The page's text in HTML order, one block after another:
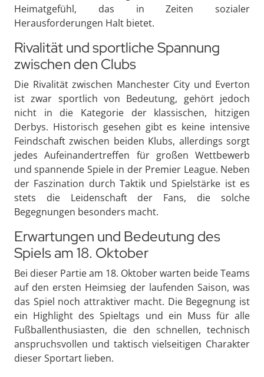
Heimatgefühl, das in Zeiten sozialer
Herausforderungen Halt bietet.
Rivalität und sportliche Spannung
zwischen den Clubs
Die Rivalität zwischen Manchester City und Everton
ist zwar sportlich von Bedeutung, gehört jedoch
nicht in die Kategorie der klassischen, hitzigen
Derbys. Historisch gesehen gibt es keine intensive
Feindschaft zwischen beiden Klubs, allerdings sorgt
jedes Aufeinandertreffen für großen Wettbewerb
und spannende Spiele in der Premier League. Neben
der Faszination durch Taktik und Spielstärke ist es
stets die Leidenschaft der Fans, die solche
Begegnungen besonders macht.
Erwartungen und Bedeutung des
Spiels am 18. Oktober
Bei dieser Partie am 18. Oktober warten beide Teams
auf den ersten Heimsieg der laufenden Saison, was
das Spiel noch attraktiver macht. Die Begegnung ist
ein Highlight des Spieltags und ein Muss für alle
Fußballenthusiasten, die den schnellen, technisch
anspruchsvollen und taktisch vielseitigen Charakter
dieser Sportart lieben.